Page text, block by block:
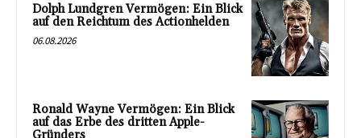
Dolph Lundgren Vermögen: Ein Blick
auf den Reichtum des Actionhelden
06.08.2026
Ronald Wayne Vermögen: Ein Blick
auf das Erbe des dritten Apple-